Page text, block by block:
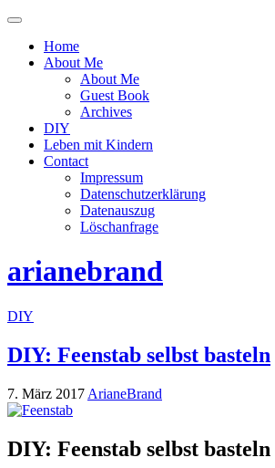
Menü
oder
ausblenden
Home
About Me
About Me
Guest Book
Archives
DIY
Leben mit Kindern
Contact
Impressum
Datenschutzerklärung
Datenauszug
Löschanfrage
arianebrand
DIY
DIY: Feenstab selbst basteln
7. März 2017 ArianeBrand
DIY: Feenstab selbst basteln